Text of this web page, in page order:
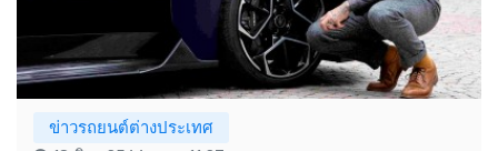
ข่าวรถยนต์ต่างประเทศ